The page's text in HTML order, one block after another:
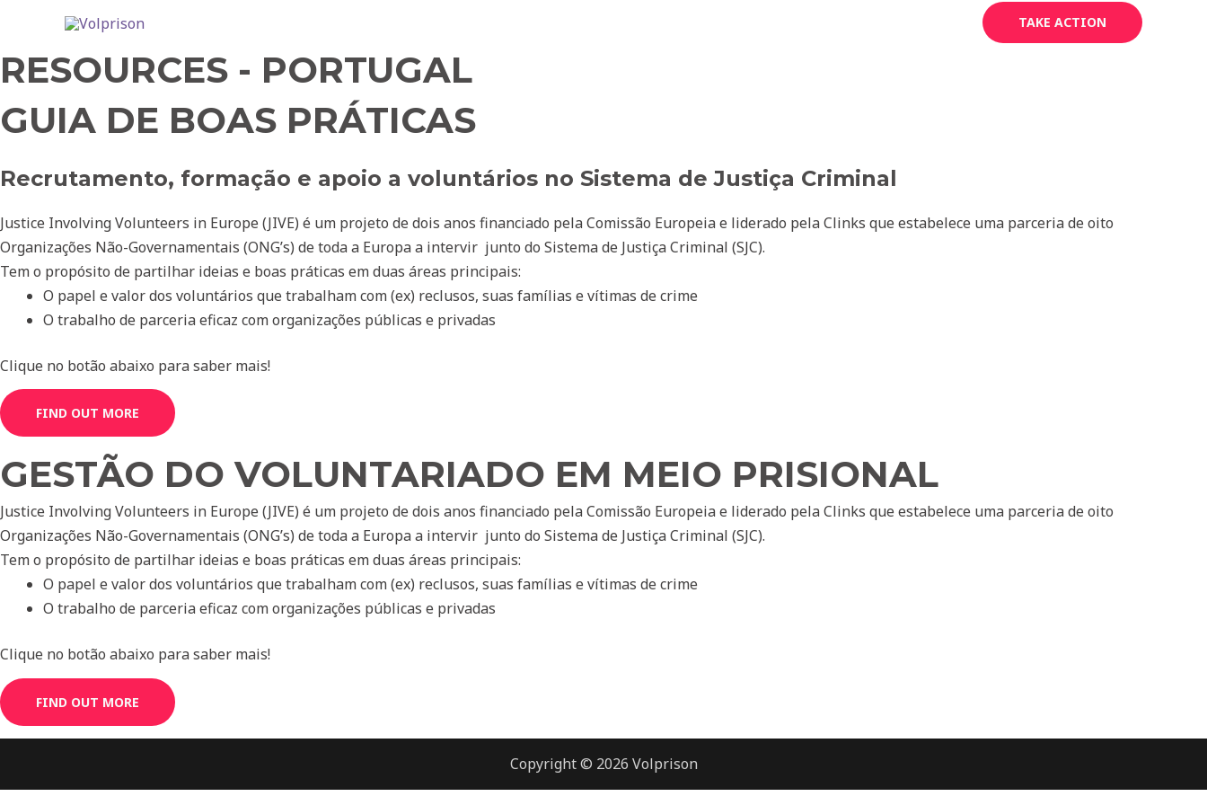
TAKE ACTION
RESOURCES - PORTUGAL
GUIA DE BOAS PRÁTICAS
Recrutamento, formação e apoio a voluntários no Sistema de Justiça Criminal​
Justice Involving Volunteers in Europe (JIVE) é um projeto de dois anos financiado pela Comissão Europeia e liderado pela Clinks que estabelece uma parceria de oito
Organizações Não-Governamentais (ONG’s) de toda a Europa a intervir junto do Sistema de Justiça Criminal (SJC).
Tem o propósito de partilhar ideias e boas práticas em duas áreas principais:
O papel e valor dos voluntários que trabalham com (ex) reclusos, suas famílias e vítimas de crime
O trabalho de parceria eficaz com organizações públicas e privadas
Clique no botão abaixo para saber mais!
FIND OUT MORE
GESTÃO DO VOLUNTARIADO EM MEIO PRISIONAL
Justice Involving Volunteers in Europe (JIVE) é um projeto de dois anos financiado pela Comissão Europeia e liderado pela Clinks que estabelece uma parceria de oito
Organizações Não-Governamentais (ONG’s) de toda a Europa a intervir junto do Sistema de Justiça Criminal (SJC).
Tem o propósito de partilhar ideias e boas práticas em duas áreas principais:
O papel e valor dos voluntários que trabalham com (ex) reclusos, suas famílias e vítimas de crime
O trabalho de parceria eficaz com organizações públicas e privadas
Clique no botão abaixo para saber mais!
FIND OUT MORE
Copyright © 2026 Volprison